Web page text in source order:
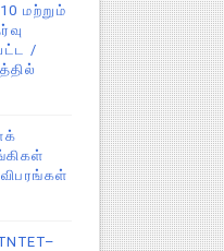
மற்றும்
/